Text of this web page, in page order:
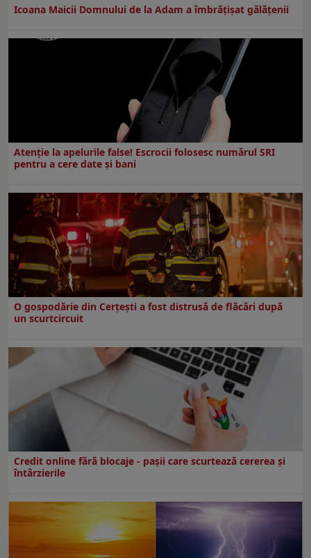
Icoana Maicii Domnului de la Adam a îmbrățișat gălățenii
Atenție la apelurile false! Escrocii folosesc numărul SRI
pentru a cere date și bani
O gospodărie din Cerțești a fost distrusă de flăcări după
un scurtcircuit
Credit online fără blocaje - pașii care scurtează cererea și
întârzierile